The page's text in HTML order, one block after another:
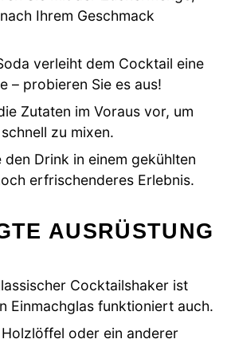
Ihrem Geschmack
verleiht dem Cocktail eine
– probieren Sie es aus!
Zutaten im Voraus vor, um
zu mixen.
den Drink in einem gekühlten
erfrischenderes Erlebnis.
AUSRÜSTUNG
Cocktailshaker ist
Einmachglas funktioniert auch.
oder ein anderer